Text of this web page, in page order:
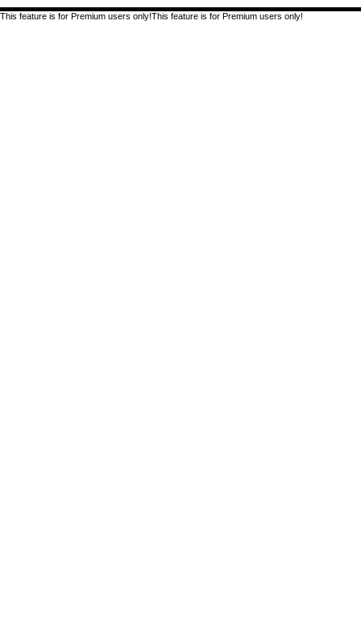
This feature is for Premium users only!This feature is for Premium users only!